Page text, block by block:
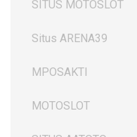
SITUS MOTOSLOT
Situs ARENA39
MPOSAKTI
MOTOSLOT